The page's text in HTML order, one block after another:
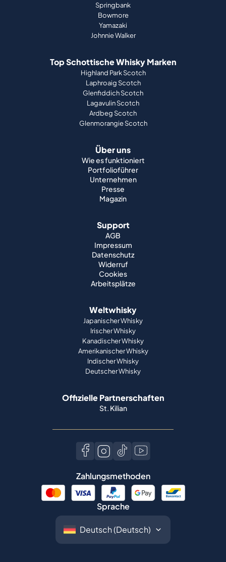
Springbank
Bowmore
Yamazaki
Johnnie Walker
Top Schottische Whisky Marken
Highland Park Scotch
Laphroaig Scotch
Glenfiddich Scotch
Lagavulin Scotch
Ardbeg Scotch
Glenmorangie Scotch
Über uns
Wie es funktioniert
Portfolioführer
Unternehmen
Presse
Magazin
Support
AGB
Impressum
Datenschutz
Widerruf
Cookies
Arbeitsplätze
Weltwhisky
Japanischer Whisky
Irischer Whisky
Kanadischer Whisky
Amerikanischer Whisky
Indischer Whisky
Deutscher Whisky
Offizielle Partnerschaften
St. Kilian
Zahlungsmethoden
Sprache